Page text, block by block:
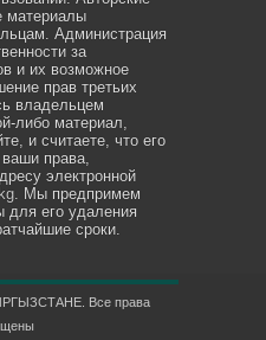
материалы
Администрация
за
и их возможное
прав третьих
владельцем
либо материал,
и считаете, что его
права,
электронной
. Мы предпримем
для его удаления
сроки.
Все права